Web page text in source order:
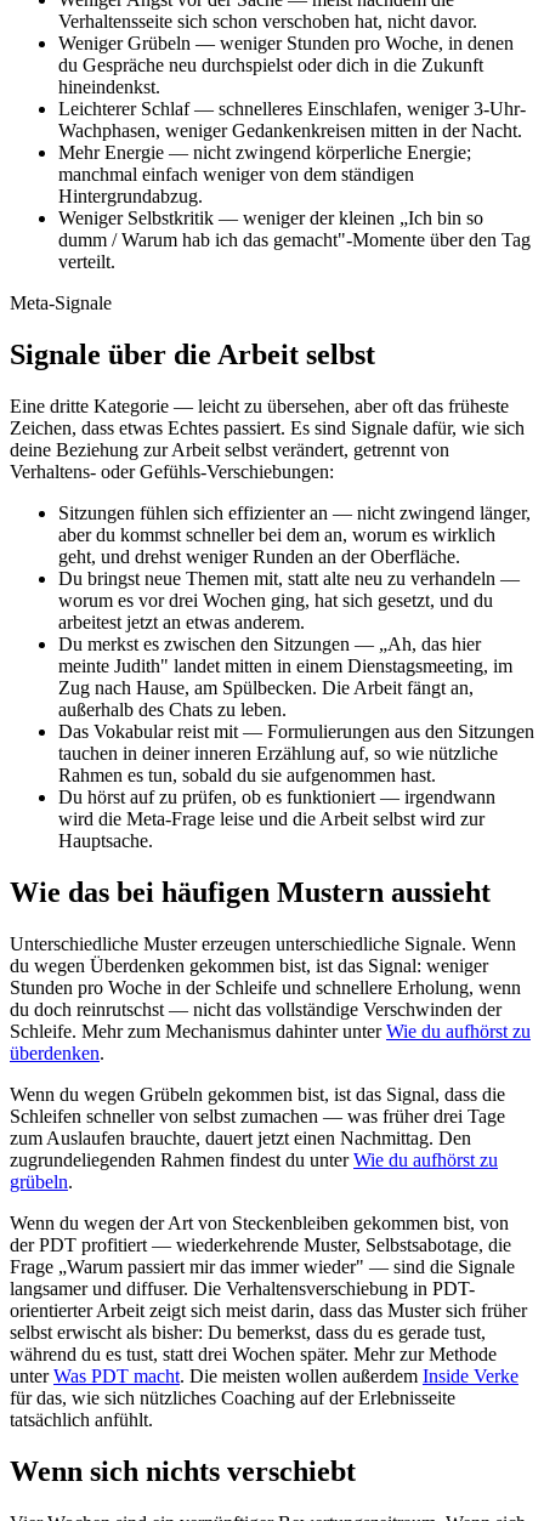
Verhaltensseite sich schon verschoben hat, nicht davor.
Weniger Grübeln — weniger Stunden pro Woche, in denen
du Gespräche neu durchspielst oder dich in die Zukunft
hineindenkst.
Leichterer Schlaf — schnelleres Einschlafen, weniger 3-Uhr-
Wachphasen, weniger Gedankenkreisen mitten in der Nacht.
Mehr Energie — nicht zwingend körperliche Energie;
manchmal einfach weniger von dem ständigen
Hintergrundabzug.
Weniger Selbstkritik — weniger der kleinen „Ich bin so
dumm / Warum hab ich das gemacht"-Momente über den Tag
verteilt.
Meta-Signale
Signale über die Arbeit selbst
Eine dritte Kategorie — leicht zu übersehen, aber oft das früheste
Zeichen, dass etwas Echtes passiert. Es sind Signale dafür, wie sich
deine Beziehung zur Arbeit selbst verändert, getrennt von
Verhaltens- oder Gefühls-Verschiebungen:
Sitzungen fühlen sich effizienter an — nicht zwingend länger,
aber du kommst schneller bei dem an, worum es wirklich
geht, und drehst weniger Runden an der Oberfläche.
Du bringst neue Themen mit, statt alte neu zu verhandeln —
worum es vor drei Wochen ging, hat sich gesetzt, und du
arbeitest jetzt an etwas anderem.
Du merkst es zwischen den Sitzungen — „Ah, das hier
meinte Judith" landet mitten in einem Dienstagsmeeting, im
Zug nach Hause, am Spülbecken. Die Arbeit fängt an,
außerhalb des Chats zu leben.
Das Vokabular reist mit — Formulierungen aus den Sitzungen
tauchen in deiner inneren Erzählung auf, so wie nützliche
Rahmen es tun, sobald du sie aufgenommen hast.
Du hörst auf zu prüfen, ob es funktioniert — irgendwann
wird die Meta-Frage leise und die Arbeit selbst wird zur
Hauptsache.
Wie das bei häufigen Mustern aussieht
Unterschiedliche Muster erzeugen unterschiedliche Signale. Wenn
du wegen Überdenken gekommen bist, ist das Signal: weniger
Stunden pro Woche in der Schleife und schnellere Erholung, wenn
du doch reinrutschst — nicht das vollständige Verschwinden der
Schleife. Mehr zum Mechanismus dahinter unterWie du aufhörst zu
überdenken.
Wenn du wegen Grübeln gekommen bist, ist das Signal, dass die
Schleifen schneller von selbst zumachen — was früher drei Tage
zum Auslaufen brauchte, dauert jetzt einen Nachmittag. Den
zugrundeliegenden Rahmen findest du unterWie du aufhörst zu
grübeln.
Wenn du wegen der Art von Steckenbleiben gekommen bist, von
der PDT profitiert — wiederkehrende Muster, Selbstsabotage, die
Frage „Warum passiert mir das immer wieder" — sind die Signale
langsamer und diffuser. Die Verhaltensverschiebung in PDT-
orientierter Arbeit zeigt sich meist darin, dass das Muster sich früher
selbst erwischt als bisher: Du bemerkst, dass du es gerade tust,
während du es tust, statt drei Wochen später. Mehr zur Methode
unterWas PDT macht. Die meisten wollen außerdem Inside Verke
für das, wie sich nützliches Coaching auf der Erlebnisseite
tatsächlich anfühlt.
Wenn sich nichts verschiebt